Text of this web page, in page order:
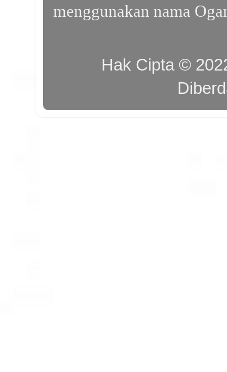
menggunakan nama
Hak Cipta ©